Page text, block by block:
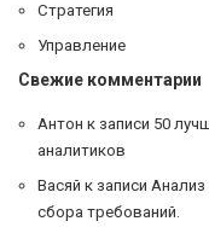
Стратегия
Управление
Свежие комментарии
Антон к записи 50
аналитиков
Васяй к записи Анализ
сбора требований.